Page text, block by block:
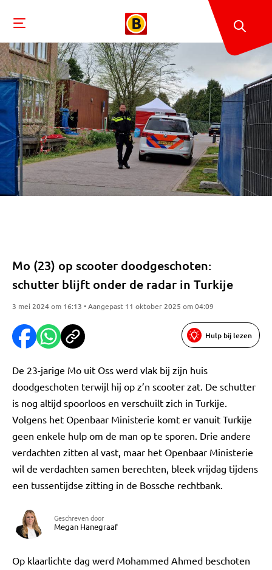
Mo (23) op scooter doodgeschoten:
schutter blijft onder de radar in Turkije
3 mei 2024 om 16:13 • Aangepast 11 oktober 2025 om 04:09
Hulp bij lezen
De 23-jarige Mo uit Oss werd vlak bij zijn huis
doodgeschoten terwijl hij op z’n scooter zat. De schutter
is nog altijd spoorloos en verschuilt zich in Turkije.
Volgens het Openbaar Ministerie komt er vanuit Turkije
geen enkele hulp om de man op te sporen. Drie andere
verdachten zitten al vast, maar het Openbaar Ministerie
wil de verdachten samen berechten, bleek vrijdag tijdens
een tussentijdse zitting in de Bossche rechtbank.
Geschreven door
Megan Hanegraaf
Op klaarlichte dag werd Mohammed Ahmed beschoten